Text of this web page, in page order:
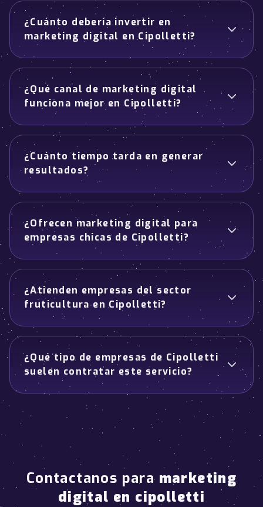
¿Cuánto debería invertir en
marketing digital en Cipolletti?
¿Qué canal de marketing digital
funciona mejor en Cipolletti?
¿Cuánto tiempo tarda en generar
resultados?
¿Ofrecen marketing digital para
empresas chicas de Cipolletti?
¿Atienden empresas del sector
fruticultura en Cipolletti?
¿Qué tipo de empresas de Cipolletti
suelen contratar este servicio?
Contactanos para marketing
digital en cipolletti